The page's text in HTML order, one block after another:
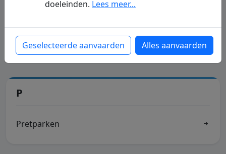
P
Pretparken
doeleinden. Lees meer...
Geselecteerde aanvaarden Alles aanvaarden